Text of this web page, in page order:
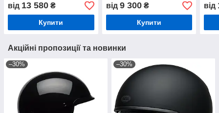
від 13 580 ₴
Купити
від 9 300₴
Купити
від
Акційні пропозиції та новинки
–30% –30%